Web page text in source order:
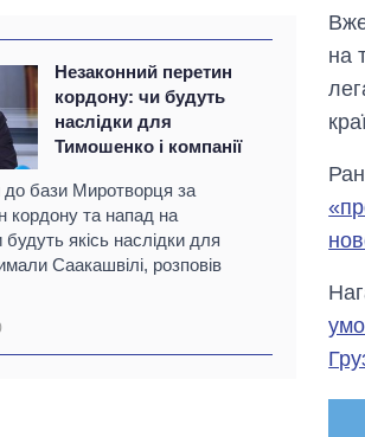
Незаконний перетин
кордону: чи будуть
наслідки для
Тимошенко і компанії
бази Миротворця за
кордону та напад на
якісь наслідки для
Саакашвілі, розповів
на